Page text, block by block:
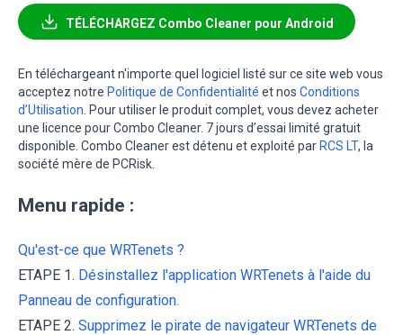
TÉLÉCHARGEZ Combo Cleaner pour Android
En téléchargeant n'importe quel logiciel listé sur ce site web vous
acceptez notre Politique de Confidentialité et nos Conditions
d’Utilisation . Pour utiliser le produit complet, vous devez acheter
une licence pour Combo Cleaner. 7 jours d’essai limité gratuit
disponible. Combo Cleaner est détenu et exploité par RCS LT, la
société mère de PCRisk.
Menu rapide :
Qu'est-ce que WRTenets ?
ETAPE 1. Désinstallez l'application WRTenets à l'aide du
Panneau de configuration.
ETAPE 2. Supprimez le pirate de navigateur WRTenets de